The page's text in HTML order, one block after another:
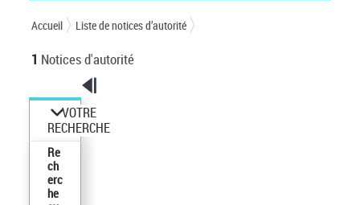
Accueil Liste de notices d’autorité
1 Notices d'autorité
VOTRE
RECHERCHE
Re
ch
erc
he